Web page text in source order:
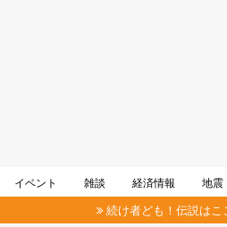
イベント 雑談 経済情報 地震
続け者ども！伝説はこ